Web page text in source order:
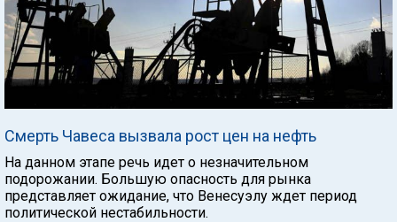
Смерть Чавеса вызвала рост цен на нефть
На данном этапе речь идет о незначительном
подорожании. Большую опасность для рынка
представляет ожидание, что Венесуэлу ждет период
политической нестабильности.